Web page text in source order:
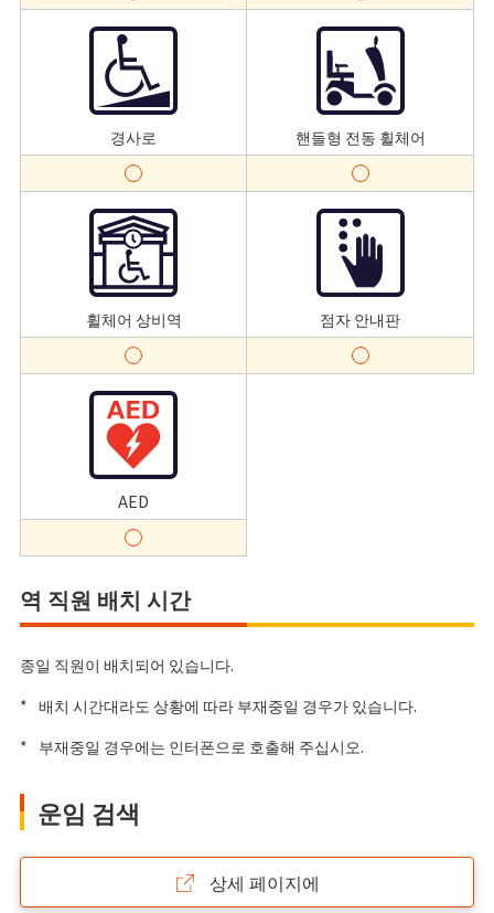
경사로 핸들형 전동 휠체어
휠체어 상비역 점자 안내판
AED
역 직원 배치 시간
종일 직원이 배치되어 있습니다.
* 배치 시간대라도 상황에 따라 부재중일 경우가 있습니다.
* 부재중일 경우에는 인터폰으로 호출해 주십시오.
운임 검색
상세 페이지에